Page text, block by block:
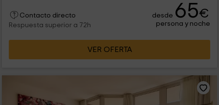
Contacto directo
Respuesta superior a 72h
desde 65€
persona y noche
VER OFERTA